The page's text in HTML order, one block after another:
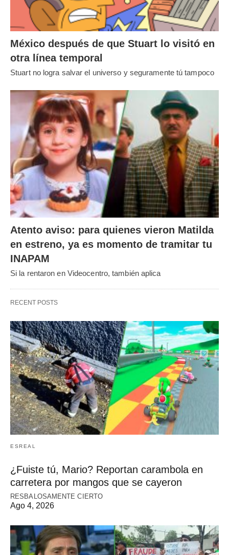
México después de que Stuart lo visitó en
otra línea temporal
Stuart no logra salvar el universo y seguramente tú tampoco
Atento aviso: para quienes vieron Matilda
en estreno, ya es momento de tramitar tu
INAPAM
Si la rentaron en Videocentro, también aplica
RECENT POSTS
ESREAL
¿Fuiste tú, Mario? Reportan carambola en
carretera por mangos que se cayeron
RESBALOSAMENTE CIERTO
Ago 4, 2026